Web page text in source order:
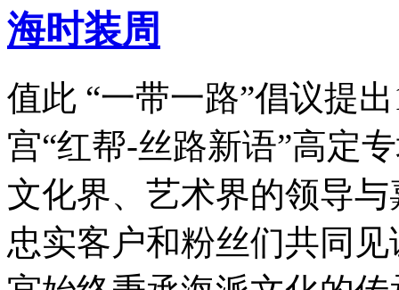
海时装周
值此 “一带一路”倡议提
宫“红帮-丝路新语”高定
文化界、艺术界的领导
忠实客户和粉丝们共同